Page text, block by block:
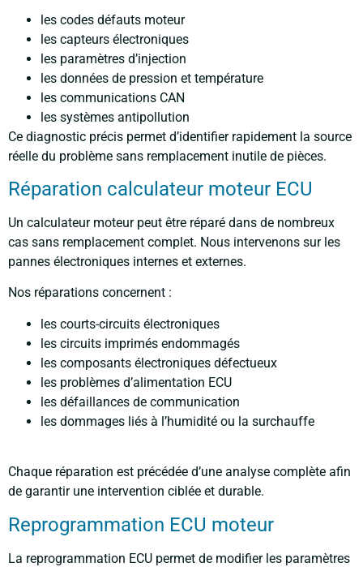
les codes défauts moteur
les capteurs électroniques
les paramètres d’injection
les données de pression et température
les communications CAN
les systèmes antipollution
Ce diagnostic précis permet d’identifier rapidement la source
réelle du problème sans remplacement inutile de pièces.
Réparation calculateur moteur ECU
Un calculateur moteur peut être réparé dans de nombreux
cas sans remplacement complet. Nous intervenons sur les
pannes électroniques internes et externes.
Nos réparations concernent :
les courts-circuits électroniques
les circuits imprimés endommagés
les composants électroniques défectueux
les problèmes d’alimentation ECU
les défaillances de communication
les dommages liés à l’humidité ou la surchauffe
Chaque réparation est précédée d’une analyse complète afin
de garantir une intervention ciblée et durable.
Reprogrammation ECU moteur
La reprogrammation ECU permet de modifier les paramètres